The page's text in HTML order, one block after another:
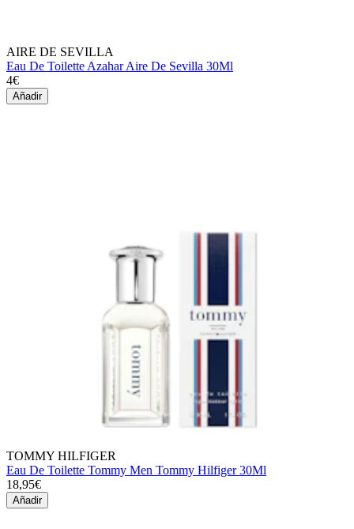
AIRE DE SEVILLA
Eau De Toilette Azahar Aire De Sevilla 30Ml
4€
Añadir
TOMMY HILFIGER
Eau De Toilette Tommy Men Tommy Hilfiger 30Ml
18,95€
Añadir